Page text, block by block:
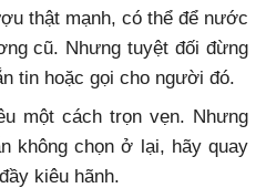
thật mạnh, có thể để nước
cũ. Nhưng tuyệt đối đừng
tin hoặc gọi cho người đó.
một cách trọn vẹn. Nhưng
không chọn ở lại, hãy quay
kiêu hãnh.